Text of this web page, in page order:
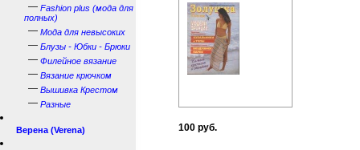
— Fashion plus (мода для
полных)
— Мода для невысоких
— Блузы - Юбки - Брюки
— Филейное вязание
— Вязание крючком
— Вышивка Крестом
— Разные
Верена (Verena) 100 руб.